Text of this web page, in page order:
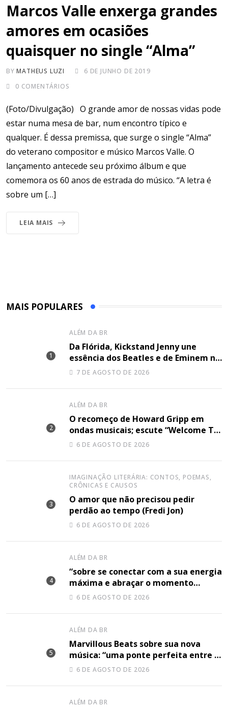
Marcos Valle enxerga grandes
amores em ocasiões
quaisquer no single “Alma”
BYMATHEUS LUZI
6 DE JUNHO DE 2019
0 COMENTÁRIOS
(Foto/Divulgação) O grande amor de nossas vidas pode
estar numa mesa de bar, num encontro típico e
qualquer. É dessa premissa, que surge o single “Alma”
do veterano compositor e músico Marcos Valle. O
lançamento antecede seu próximo álbum e que
comemora os 60 anos de estrada do músico. “A letra é
sobre um […]
LEIA MAIS
MAIS POPULARES
ALÉM DA BR
Da Flórida, Kickstand Jenny une
essência dos Beatles e de Eminem na
canção “Lose Together”
7 DE AGOSTO DE 2026
ALÉM DA BR
O recomeço de Howard Gripp em
ondas musicais; escute “Welcome To
Your Life”
6 DE AGOSTO DE 2026
IMAGINAÇÃO LITERÁRIA: CONTOS, POEMAS,
CRÔNICAS E CAUSOS
O amor que não precisou pedir
perdão ao tempo (Fredi Jon)
6 DE AGOSTO DE 2026
ALÉM DA BR
“sobre se conectar com a sua energia
máxima e abraçar o momento
plenamente”, disse Shery M sobre
6 DE AGOSTO DE 2026
ALÉM DA BR
Marvillous Beats sobre sua nova
música: “uma ponte perfeita entre o
hip-hop underground e a elegância
6 DE AGOSTO DE 2026
ALÉM DA BR